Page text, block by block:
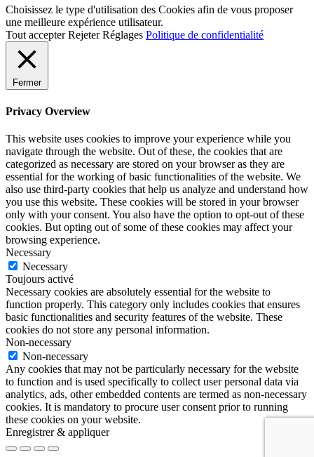
Choisissez le type d'utilisation des Cookies afin de vous proposer
une meilleure expérience utilisateur.
Tout accepter Rejeter Réglages Politique de confidentialité
Fermer
Privacy Overview
This website uses cookies to improve your experience while you
navigate through the website. Out of these, the cookies that are
categorized as necessary are stored on your browser as they are
essential for the working of basic functionalities of the website. We
also use third-party cookies that help us analyze and understand how
you use this website. These cookies will be stored in your browser
only with your consent. You also have the option to opt-out of these
cookies. But opting out of some of these cookies may affect your
browsing experience.
Necessary
Necessary
Toujours activé
Necessary cookies are absolutely essential for the website to
function properly. This category only includes cookies that ensures
basic functionalities and security features of the website. These
cookies do not store any personal information.
Non-necessary
Non-necessary
Any cookies that may not be particularly necessary for the website
to function and is used specifically to collect user personal data via
analytics, ads, other embedded contents are termed as non-necessary
cookies. It is mandatory to procure user consent prior to running
these cookies on your website.
Enregistrer & appliquer